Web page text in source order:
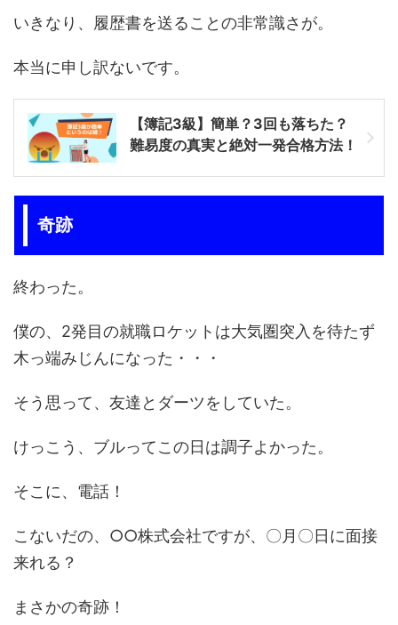
いきなり、履歴書を送ることの非常識さが。
本当に申し訳ないです。
【簿記3級】簡単？3回も落ちた？
難易度の真実と絶対一発合格方法！
奇跡
終わった。
僕の、2発目の就職ロケットは大気圏突入を待たず
木っ端みじんになった・・・
そう思って、友達とダーツをしていた。
けっこう、ブルってこの日は調子よかった。
そこに、電話！
こないだの、○○株式会社ですが、〇月〇日に面接
来れる？
まさかの奇跡！